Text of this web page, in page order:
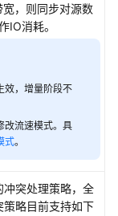
，则同步对源数
IO消耗。
效，增量阶段不
改流速模式。具
式。
突处理策略，全
略目前支持如下